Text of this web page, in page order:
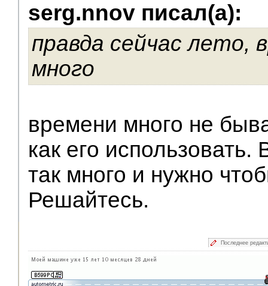
serg.nnov писал(а):
правда сейчас лето,
много
времени много не
как его
так много и нужно
Решайтесь.
Последнее